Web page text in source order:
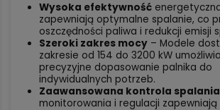
Wysoka efektywność
zapewniają optymalne spalanie, co
oszczędności paliwa i redukcji emisji
Szeroki zakres mocy – Modele
zakresie od 154 do 3200 kW
precyzyjne dopasowanie palnika do
indywidualnych potrzeb.
Zaawansowana kontrola spalania
monitorowania i regulacji